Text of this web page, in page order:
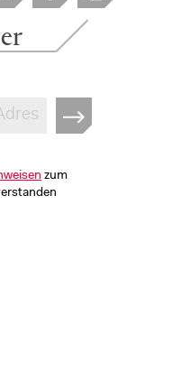
zum